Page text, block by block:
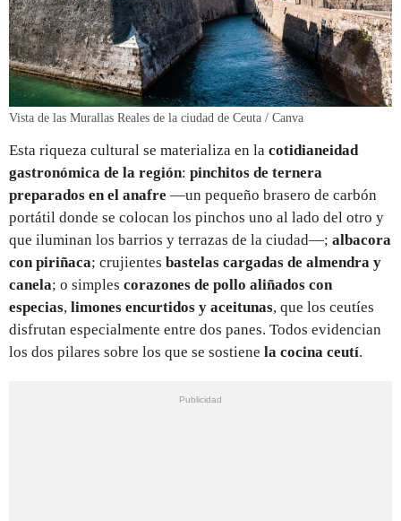
Vista de las Murallas Reales de la ciudad de Ceuta / Canva
Esta riqueza cultural se materializa en la cotidianeidad
gastronómica de la región: pinchitos de ternera
preparados en el anafre —un pequeño brasero de carbón
portátil donde se colocan los pinchos uno al lado del otro y
que iluminan los barrios y terrazas de la ciudad—; albacora
con piriñaca; crujientes bastelas cargadas de almendra y
canela; o simples corazones de pollo aliñados con
especias, limones encurtidos y aceitunas, que los ceutíes
disfrutan especialmente entre dos panes. Todos evidencian
los dos pilares sobre los que se sostiene la cocina ceutí.